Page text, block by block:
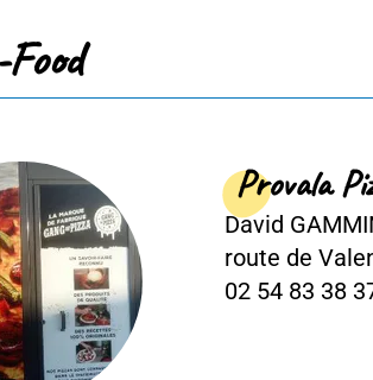
Provala Pizza
David GAMMINO
route de Valençay
02 54 83 38 37